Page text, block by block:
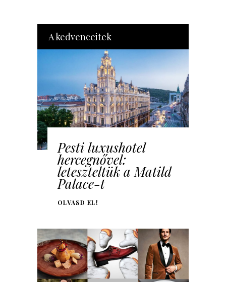
A kedvenceitek
Pesti luxushotel
hercegnővel:
leteszteltük a Matild
Palace-t
OLVASD EL!